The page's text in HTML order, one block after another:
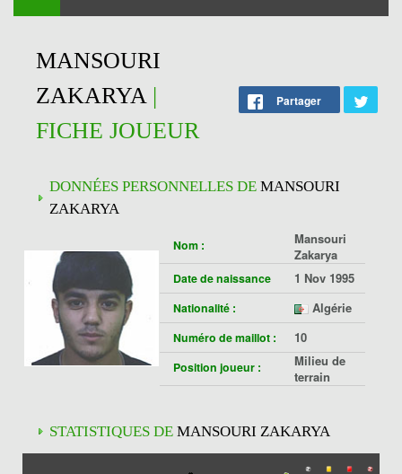
MANSOURI
ZAKARYA|
FICHE JOUEUR
Partager
DONNÉES PERSONNELLES DE MANSOURI
ZAKARYA
Nom :
Mansouri
Zakarya
Date de naissance 1 Nov 1995
Nationalité : Algérie
Numéro de maillot : 10
Position joueur :
Milieu de
terrain
STATISTIQUES DE MANSOURI ZAKARYA